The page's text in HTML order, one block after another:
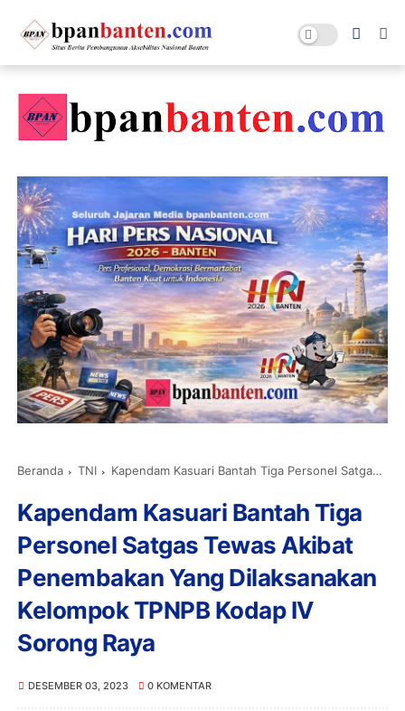
Beranda TNI Kapendam Kasuari Bantah Tiga Personel Satgas Tewas Akibat Penembakan Yang Dilaksanakan Kelompok TPNPB Kodap IV Sorong Raya
Kapendam Kasuari Bantah Tiga
Personel Satgas Tewas Akibat
Penembakan Yang Dilaksanakan
Kelompok TPNPB Kodap IV
Sorong Raya
DESEMBER 03, 2023 0 KOMENTAR